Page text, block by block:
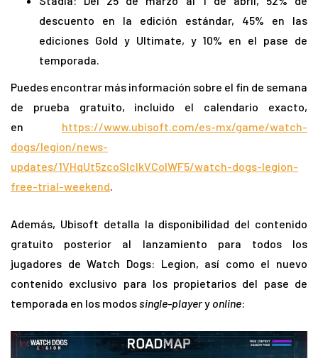
descuento en la edición estándar, 45% en las
ediciones Gold y Ultimate, y 10% en el pase de
temporada.
Puedes encontrar más información sobre el fin de semana
de prueba gratuito, incluido el calendario exacto,
en https://www.ubisoft.com/es-mx/game/watch-
dogs/legion/news-
updates/1VHqUt5zcoSIcIkVCoIWF5/watch-dogs-legion-
free-trial-weekend.
Además, Ubisoft detalla la disponibilidad del contenido
gratuito posterior al lanzamiento para todos los
jugadores de Watch Dogs: Legion, así como el nuevo
contenido exclusivo para los propietarios del pase de
temporada en los modossingle-playery online: